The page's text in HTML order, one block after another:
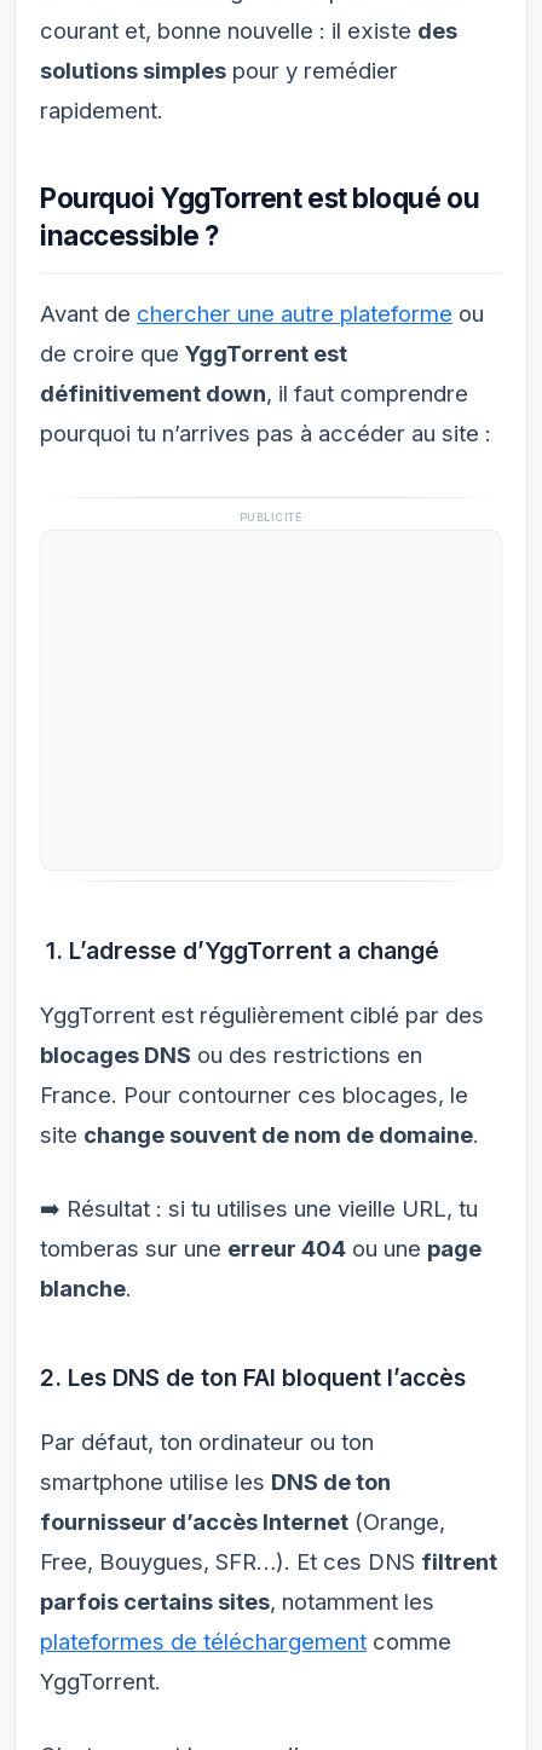
courant et, bonne nouvelle : il existe des
solutions simples pour y remédier
rapidement.
Pourquoi YggTorrent est bloqué ou
inaccessible ?
Avant de chercher une autre plateforme ou
de croire que YggTorrent est
définitivement down, il faut comprendre
pourquoi tu n’arrives pas à accéder au site :
PUBLICITÉ
1. L’adresse d’YggTorrent a changé
YggTorrent est régulièrement ciblé par des
blocages DNS ou des restrictions en
France. Pour contourner ces blocages, le
site change souvent de nom de domaine.
➡️ Résultat : si tu utilises une vieille URL, tu
tomberas sur une erreur 404 ou une page
blanche.
2. Les DNS de ton FAI bloquent l’accès
Par défaut, ton ordinateur ou ton
smartphone utilise les DNS de ton
fournisseur d’accès Internet (Orange,
Free, Bouygues, SFR…). Et ces DNS filtrent
parfois certains sites, notamment les
plateformes de téléchargement comme
YggTorrent.